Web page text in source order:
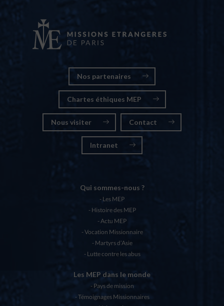
Nos partenaires
Chartes éthiques MEP
Nous visiter Contact
Intranet
Qui sommes-nous ?
Les MEP
Histoire des MEP
Actu MEP
Vocation Missionnaire
Martyrs d’Asie
Lutte contre les abus
Les MEP dans le monde
Pays de mission
Témoignages Missionnaires